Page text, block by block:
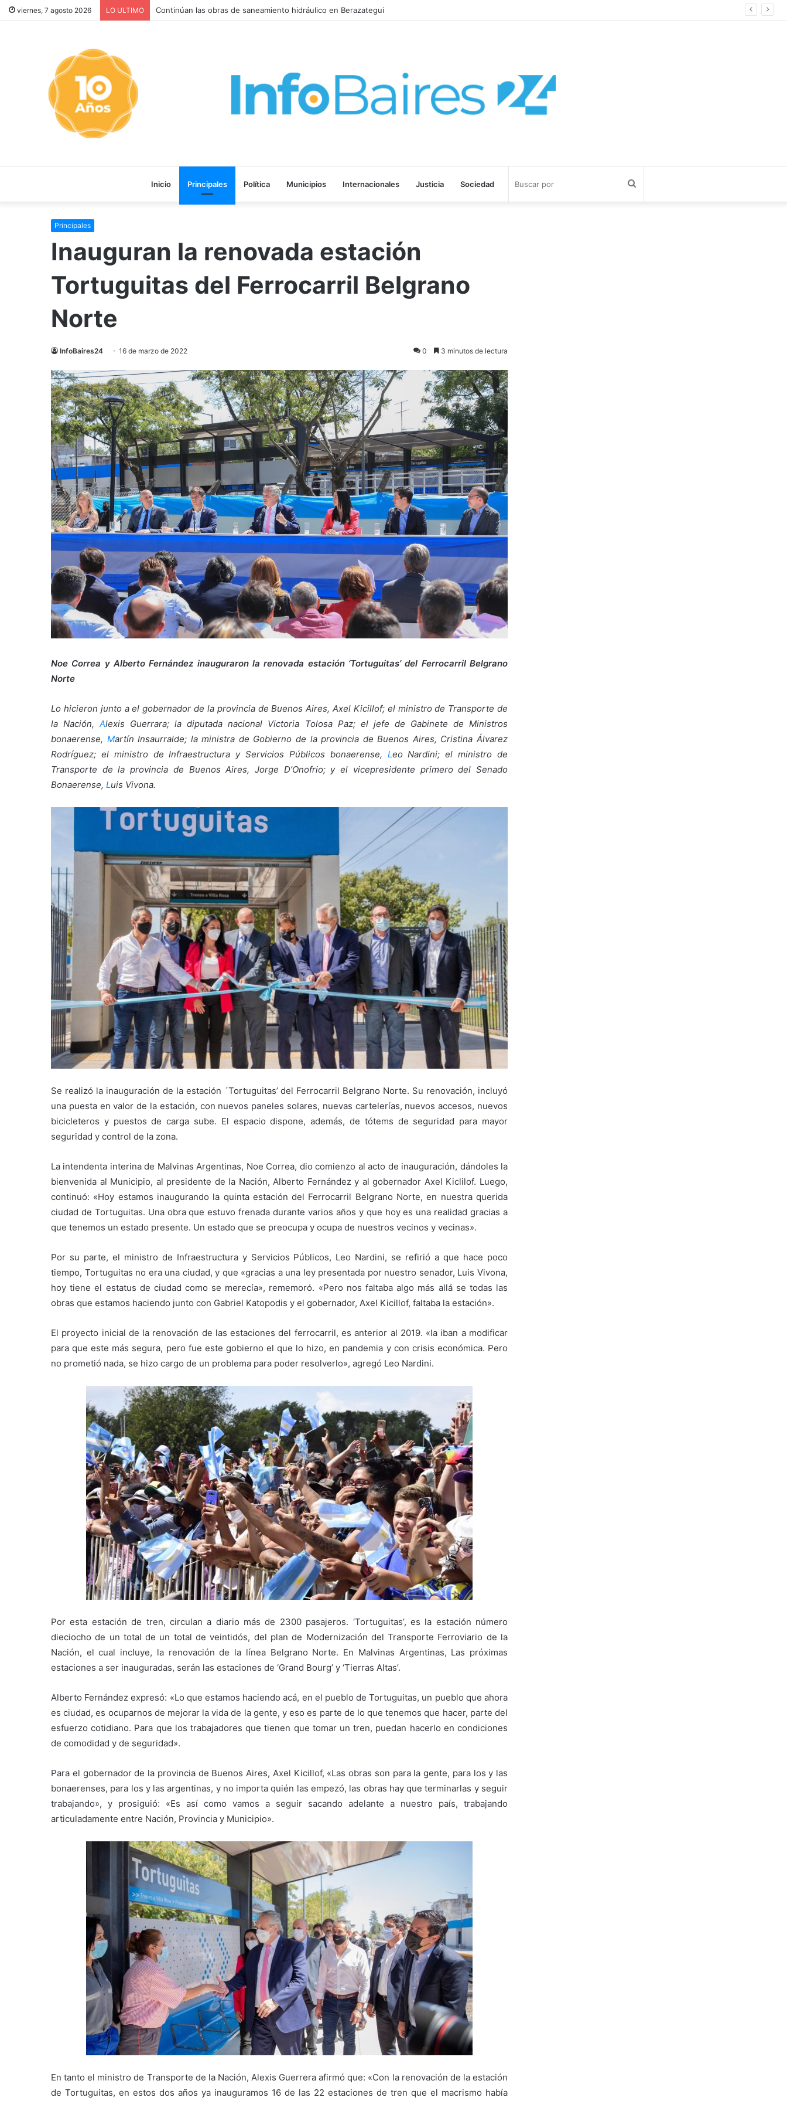
viernes, 7 agosto 2026 LO ULTIMO Con solo el DNI o la patente la Provincia lanzó un asistente virtual para consultar infracciones en segundos
Inicio Principales Política Municipios Internacionales Justicia Sociedad
Principales
Inauguran la renovada estación
Tortuguitas del Ferrocarril Belgrano
Norte
InfoBaires24 16 de marzo de 2022 0 3 minutos de lectura
Noe Correa y Alberto Fernández inauguraron la renovada estación ‘Tortuguitas’ del Ferrocarril Belgrano
Norte
Lo hicieron junto a el gobernador de la provincia de Buenos Aires, Axel Kicillof; el ministro de Transporte de
la Nación,Alexis Guerrara; la diputada nacional Victoria Tolosa Paz; el jefe de Gabinete de Ministros
bonaerense, Martín Insaurralde; la ministra de Gobierno de la provincia de Buenos Aires, Cristina Álvarez
Rodríguez; el ministro de Infraestructura y Servicios Públicos bonaerense, Leo Nardini; el ministro de
Transporte de la provincia de Buenos Aires, Jorge D’Onofrio; y el vicepresidente primero del Senado
Bonaerense, Luis Vivona.
Se realizó la inauguración de la estación ´Tortuguitas’ del Ferrocarril Belgrano Norte. Su renovación, incluyó
una puesta en valor de la estación, con nuevos paneles solares, nuevas cartelerías, nuevos accesos, nuevos
bicicleteros y puestos de carga sube. El espacio dispone, además, de tótems de seguridad para mayor
seguridad y control de la zona.
La intendenta interina de Malvinas Argentinas, Noe Correa, dio comienzo al acto de inauguración, dándoles la
bienvenida al Municipio, al presidente de la Nación, Alberto Fernández y al gobernador Axel Kiclilof. Luego,
continuó: «Hoy estamos inaugurando la quinta estación del Ferrocarril Belgrano Norte, en nuestra querida
ciudad de Tortuguitas. Una obra que estuvo frenada durante varios años y que hoy es una realidad gracias a
que tenemos un estado presente. Un estado que se preocupa y ocupa de nuestros vecinos y vecinas».
Por su parte, el ministro de Infraestructura y Servicios Públicos, Leo Nardini, se refirió a que hace poco
tiempo, Tortuguitas no era una ciudad, y que «gracias a una ley presentada por nuestro senador, Luis Vivona,
hoy tiene el estatus de ciudad como se merecía», rememoró. «Pero nos faltaba algo más allá se todas las
obras que estamos haciendo junto con Gabriel Katopodis y el gobernador, Axel Kicillof, faltaba la estación».
El proyecto inicial de la renovación de las estaciones del ferrocarril, es anterior al 2019. «la iban a modificar
para que este más segura, pero fue este gobierno el que lo hizo, en pandemia y con crisis económica. Pero
no prometió nada, se hizo cargo de un problema para poder resolverlo», agregó Leo Nardini.
Por esta estación de tren, circulan a diario más de 2300 pasajeros. ‘Tortuguitas’, es la estación número
dieciocho de un total de un total de veintidós, del plan de Modernización del Transporte Ferroviario de la
Nación, el cual incluye, la renovación de la línea Belgrano Norte. En Malvinas Argentinas, Las próximas
estaciones a ser inauguradas, serán las estaciones de ‘Grand Bourg’ y ‘Tierras Altas’.
Alberto Fernández expresó: «Lo que estamos haciendo acá, en el pueblo de Tortuguitas, un pueblo que ahora
es ciudad, es ocuparnos de mejorar la vida de la gente, y eso es parte de lo que tenemos que hacer, parte del
esfuerzo cotidiano. Para que los trabajadores que tienen que tomar un tren, puedan hacerlo en condiciones
de comodidad y de seguridad».
Para el gobernador de la provincia de Buenos Aires, Axel Kicillof, «Las obras son para la gente, para los y las
bonaerenses, para los y las argentinas, y no importa quién las empezó, las obras hay que terminarlas y seguir
trabajando», y prosiguió: «Es así como vamos a seguir sacando adelante a nuestro país, trabajando
articuladamente entre Nación, Provincia y Municipio».
En tanto el ministro de Transporte de la Nación, Alexis Guerrera afirmó que: «Con la renovación de la estación
de Tortuguitas, en estos dos años ya inauguramos 16 de las 22 estaciones de tren que el macrismo había